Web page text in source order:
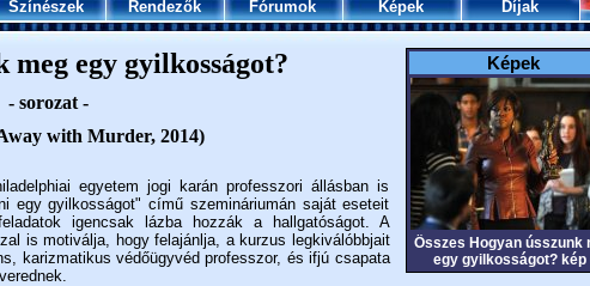
Színészek Rendezők Fórumok Képek Díjak
meg egy gyilkosságot?
- sorozat -
with Murder, 2014)
egyetem jogi karán professzori állásban is
egy gyilkosságot" című szemináriumán saját eseteit
igencsak lázba hozzák a hallgatóságot. A
is motiválja, hogy felajánlja, a kurzus legkiválóbbjait
karizmatikus védőügyvéd professzor, és ifjú csapata
Képek
Összes Hogyan ússzunk
egy gyilkosságot? kép